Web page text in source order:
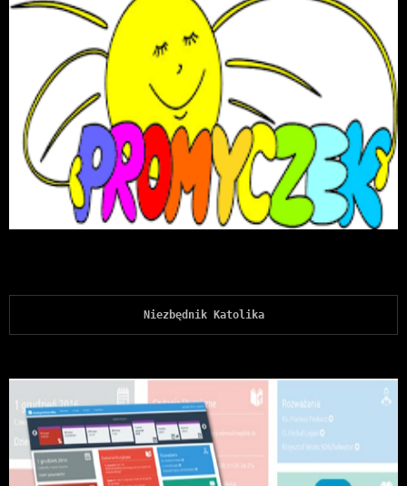
Niezbędnik Katolika